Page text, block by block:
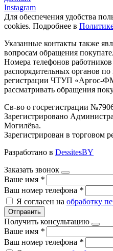
Instagram
Для обеспечения удобства
cookies. Подробнее в
Указанные контакты также
вопросам обращения
Номера телефонов
распорядительных органов по
регистрации ЧТУП «Аргос-
рассматривать обращения
Св-во о госрегистрации
Зарегистрировано
Могилёва.
Зарегистрирован в торговом
Разработано в DessitesBY
Заказать звонок
Ваше имя *
Ваш номер телефона *
Я согласен на обработку
Отправить
Получить консультацию
Ваше имя *
Ваш номер телефона *